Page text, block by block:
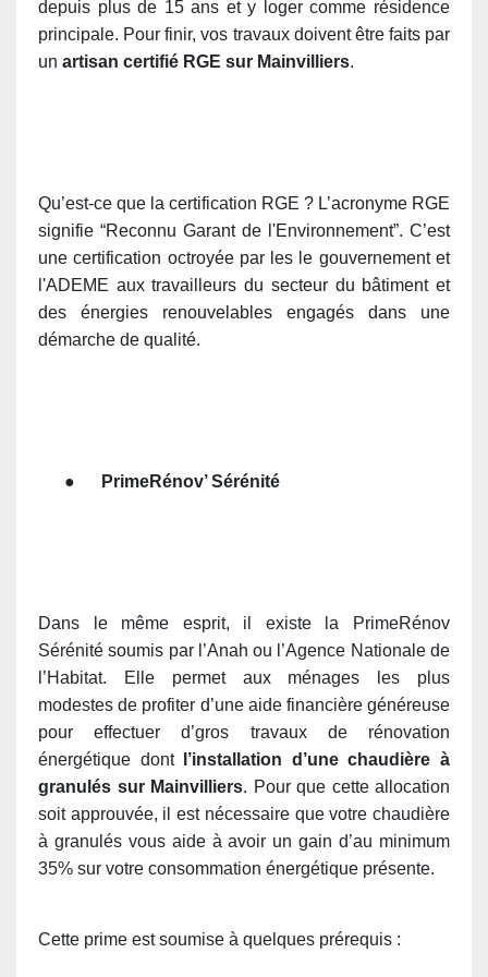
depuis plus de 15 ans et y loger comme résidence
principale. Pour finir, vos travaux doivent être faits par
un artisan certifié RGE sur Mainvilliers.
Qu’est-ce que la certification RGE ? L’acronyme RGE
signifie “Reconnu Garant de l'Environnement”. C’est
une certification octroyée par les le gouvernement et
l'ADEME aux travailleurs du secteur du bâtiment et
des énergies renouvelables engagés dans une
démarche de qualité.
● PrimeRénov’ Sérénité
Dans le même esprit, il existe la PrimeRénov
Sérénité soumis par l’Anah ou l’Agence Nationale de
l’Habitat. Elle permet aux ménages les plus
modestes de profiter d’une aide financière généreuse
pour effectuer d’gros travaux de rénovation
énergétique dont
l’installation d’une chaudière à
granulés sur Mainvilliers. Pour que cette allocation
soit approuvée, il est nécessaire que votre chaudière
à granulés vous aide à avoir un gain d’au minimum
35% sur votre consommation énergétique présente.
Cette prime est soumise à quelques prérequis :